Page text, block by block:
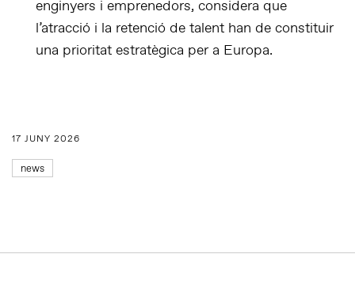
enginyers i emprenedors, considera que
l’atracció i la retenció de talent han de constituir
una prioritat estratègica per a Europa.
17 JUNY 2026
news